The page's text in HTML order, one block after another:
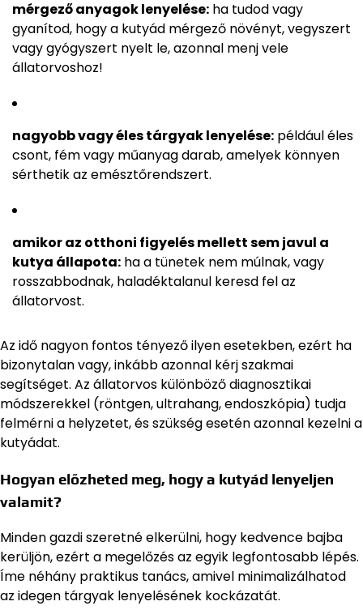
mérgező anyagok lenyelése: ha tudod vagy
gyanítod, hogy a kutyád mérgező növényt, vegyszert
vagy gyógyszert nyelt le, azonnal menj vele
állatorvoshoz!
nagyobb vagy éles tárgyak lenyelése: például éles
csont, fém vagy műanyag darab, amelyek könnyen
sérthetik az emésztőrendszert.
amikor az otthoni figyelés mellett sem javul a
kutya állapota: ha a tünetek nem múlnak, vagy
rosszabbodnak, haladéktalanul keresd fel az
állatorvost.
Az idő nagyon fontos tényező ilyen esetekben, ezért ha
bizonytalan vagy, inkább azonnal kérj szakmai
segítséget. Az állatorvos különböző diagnosztikai
módszerekkel (röntgen, ultrahang, endoszkópia) tudja
felmérni a helyzetet, és szükség esetén azonnal kezelni a
kutyádat.
Hogyan előzheted meg, hogy a kutyád lenyeljen
valamit?
Minden gazdi szeretné elkerülni, hogy kedvence bajba
kerüljön, ezért a megelőzés az egyik legfontosabb lépés.
Íme néhány praktikus tanács, amivel minimalizálhatod
az idegen tárgyak lenyelésének kockázatát.